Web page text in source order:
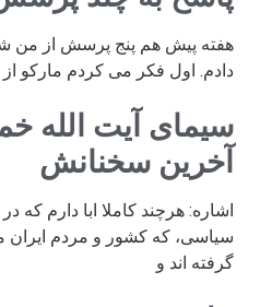
هفته پیش هم پنج پرسش از من
دادم. اول فکر می کردم مارکو از
سیمای آیت الله
آخرین سخنانش
اشاره: هرچند کاملا ابا دارم
سیاسی، که کشور و مردم ایران
گرفته اند و